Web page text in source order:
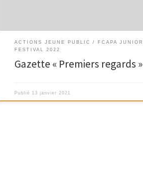
ACTIONS JEUNE PUBLIC
FCAPA JUNIOR
FESTIVAL 2022
Gazette « Premiers regards »
Publié 13 janvier 2021